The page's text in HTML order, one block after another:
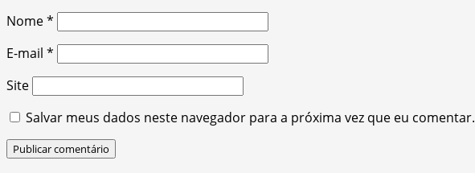
Nome*
E-mail *
Site
Salvar meus dados neste navegador para a próxima vez que eu comentar.